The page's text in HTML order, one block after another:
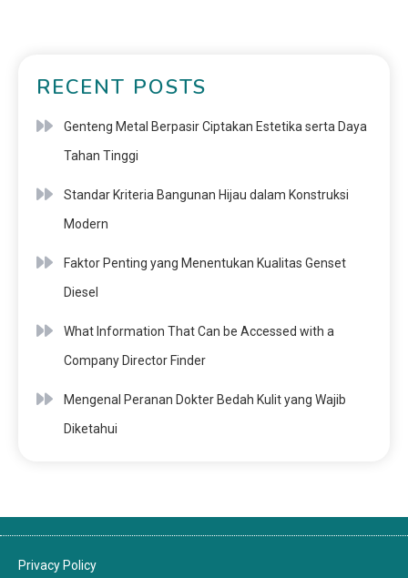
RECENT POSTS
Genteng Metal Berpasir Ciptakan Estetika serta Daya
Tahan Tinggi
Standar Kriteria Bangunan Hijau dalam Konstruksi
Modern
Faktor Penting yang Menentukan Kualitas Genset
Diesel
What Information That Can be Accessed with a
Company Director Finder
Mengenal Peranan Dokter Bedah Kulit yang Wajib
Diketahui
Privacy Policy